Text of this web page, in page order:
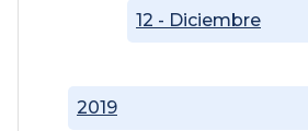
2019
12 - Diciembre